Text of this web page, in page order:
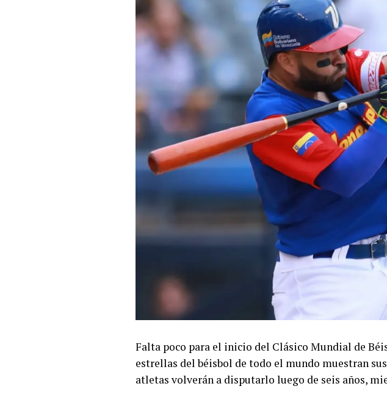
Falta poco para el inicio del Clásico Mundial de
estrellas del béisbol de todo el mundo muestran
atletas volverán a disputarlo luego de seis años,